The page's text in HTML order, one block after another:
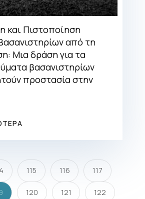
και Πιστοποίηση
από τη
Μια δράση για τα
βασανιστηρίων
προστασία στην
115 116 117
120 121 122